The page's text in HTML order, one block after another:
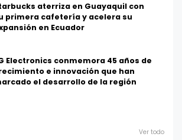
aterriza en Guayaquil con
primera cafetería y acelera su
en Ecuador
Electronics conmemora 45 años de
e innovación que han
el desarrollo de la región
Ver todo